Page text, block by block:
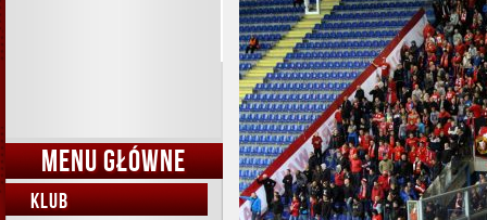
MENU GŁÓWNE
KLUB